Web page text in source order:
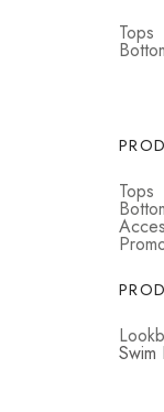
Tops
Tops
Swim